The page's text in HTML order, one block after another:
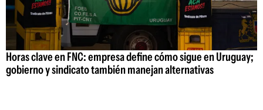
Horas clave en FNC: empresa define cómo sigue en Uruguay;
gobierno y sindicato también manejan alternativas